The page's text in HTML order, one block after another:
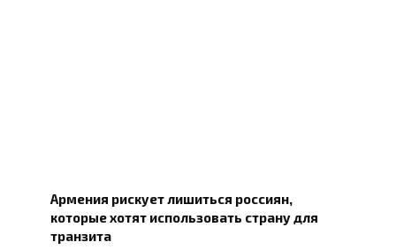
Армения рискует лишиться россиян,
которые хотят использовать страну для
транзита